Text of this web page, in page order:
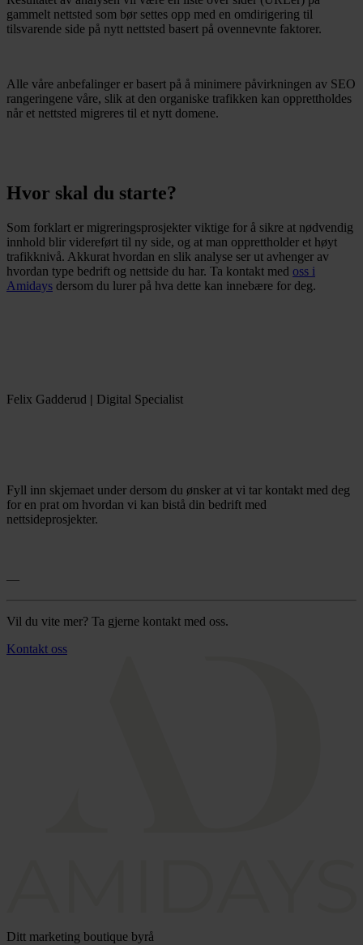
gammelt nettsted som bør settes opp med en omdirigering til
tilsvarende side på nytt nettsted basert på ovennevnte faktorer.
Alle våre anbefalinger er basert på å minimere påvirkningen av SEO
rangeringene våre, slik at den organiske trafikken kan opprettholdes
når et nettsted migreres til et nytt domene.
Hvor skal du starte?
Som forklart er migreringsprosjekter viktige for å sikre at nødvendig
innhold blir videreført til ny side, og at man opprettholder et høyt
trafikknivå. Akkurat hvordan en slik analyse ser ut avhenger av
hvordan type bedrift og nettside du har. Ta kontakt med oss i
Amidays dersom du lurer på hva dette kan innebære for deg.
Felix Gadderud | Digital Specialist
Fyll inn skjemaet under dersom du ønsker at vi tar kontakt med deg
for en prat om hvordan vi kan bistå din bedrift med
nettsideprosjekter.
—
Vil du vite mer? Ta gjerne kontakt med oss.
Kontakt oss
Ditt marketing boutique byrå